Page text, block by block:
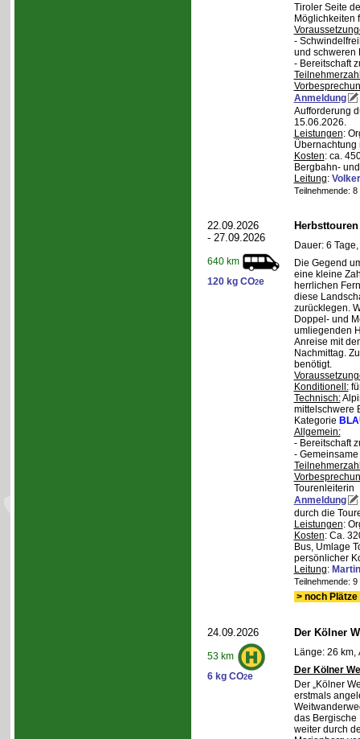
Tiroler Seite
Möglichkeiten
-
und schweren
- Bereitschaft
Anmeldung
Aufforderung
15.06.2026.
Leistungen:
Übernachtung
Kosten: ca.
Bergbahn-
Leitung:
Teilnehmende:
22.09.2026
- 27.09.2026
640 km
120 kg CO2e
Dauer: 6
Die Gegend
eine kleine
herrlichen
diese
zurücklegen.
Doppel- und
umliegenden
Anreise mit
Nachmittag.
benötigt.
Konditionell:
Technisch:
mittelschwere
Kategorie
Allgemein:
- Bereitschaft
- Gemeinsame
Tourenleiterin
Anmeldung
durch die
Leistungen:
Kosten: Ca.
Bus, Umlage
persönlicher
Leitung:
Teilnehmende:
> noch
24.09.2026
53 km
6 kg CO2e
Der Kölner
Länge: 26 km,
Der Kölner
Der „Kölner
erstmals
das Bergische
weiter durch